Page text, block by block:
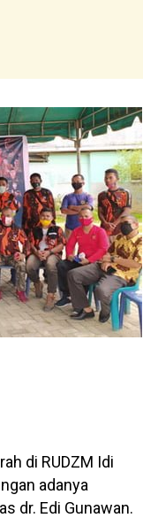
di RUDZM Idi
adanya
dr. Edi Gunawan.